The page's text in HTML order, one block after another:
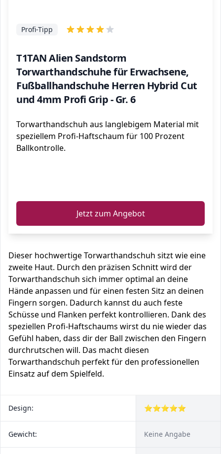
T1TAN Alien Sandstorm
Torwarthandschuhe für Erwachsene,
Fußballhandschuhe Herren Hybrid Cut
und 4mm Profi Grip - Gr. 6
Profi-Tipp
Torwarthandschuh aus langlebigem Material mit
speziellem Profi-Haftschaum für 100 Prozent
Ballkontrolle.
Jetzt zum Angebot
Dieser hochwertige Torwarthandschuh sitzt wie eine
zweite Haut. Durch den präzisen Schnitt wird der
Torwarthandschuh sich immer optimal an deine
Hände anpassen und für einen festen Sitz an deinen
Fingern sorgen. Dadurch kannst du auch feste
Schüsse und Flanken perfekt kontrollieren. Dank des
speziellen Profi-Haftschaums wirst du nie wieder das
Gefühl haben, dass dir der Ball zwischen den Fingern
durchrutschen will. Das macht diesen
Torwarthandschuh perfekt für den professionellen
Einsatz auf dem Spielfeld.
Design: ⭐⭐⭐⭐⭐
Gewicht: Keine Angabe